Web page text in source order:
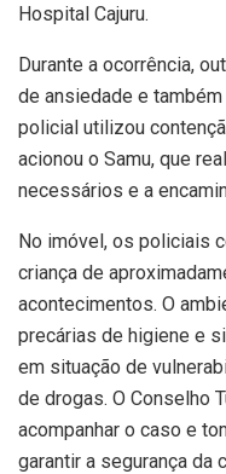
Hospital Cajuru.
Durante a ocorrência,
de ansiedade e
policial utilizou
acionou o Samu, que
necessários e a
No imóvel, os policiais
criança de
acontecimentos. O
precárias de higiene e
em situação de
de drogas. O Conselho
acompanhar o caso e
garantir a segurança da